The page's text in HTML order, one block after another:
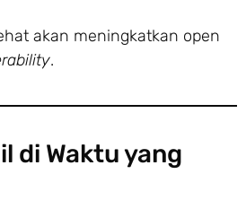
akan meningkatkan open
.
di Waktu yang